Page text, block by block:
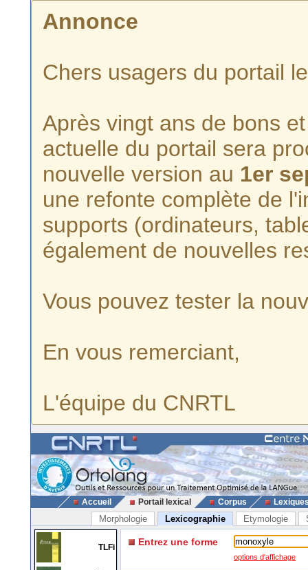
Annonce
Chers usagers du portail
Après vingt ans de bons
actuelle du portail sera
nouvelle version au 1er
une refonte complète de
supports (ordinateurs,
également de nouvelles
Vous pouvez tester la
En vous remerciant,
L'équipe du CNRTL
Accueil Portail lexical Corpus
Morphologie Lexicographie Etymologie
TLFi Entrez une forme
options d'affichage